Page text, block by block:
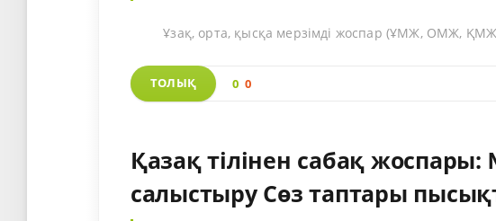
Ұзақ, орта, қысқа мерзімді жоспар (ҰМЖ, ОМЖ,
ТОЛЫҚ 0 0
Қазақ тілінен сабақ жоспары:
салыстыру Сөз таптары